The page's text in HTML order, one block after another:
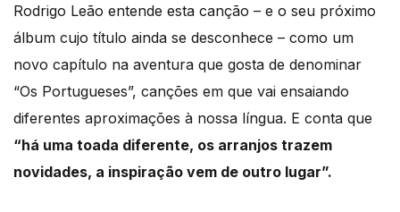
Rodrigo Leão entende esta canção – e o seu próximo
álbum cujo título ainda se desconhece – como um
novo capítulo na aventura que gosta de denominar
“Os Portugueses”, canções em que vai ensaiando
diferentes aproximações à nossa língua. E conta que
“há uma toada diferente, os arranjos trazem
novidades, a inspiração vem de outro lugar”.